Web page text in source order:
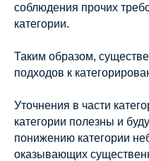
соблюдения прочих
категории.
Таким образом,
подходов к
Уточнения в части
категории полезны и
понижению категории
оказывающих